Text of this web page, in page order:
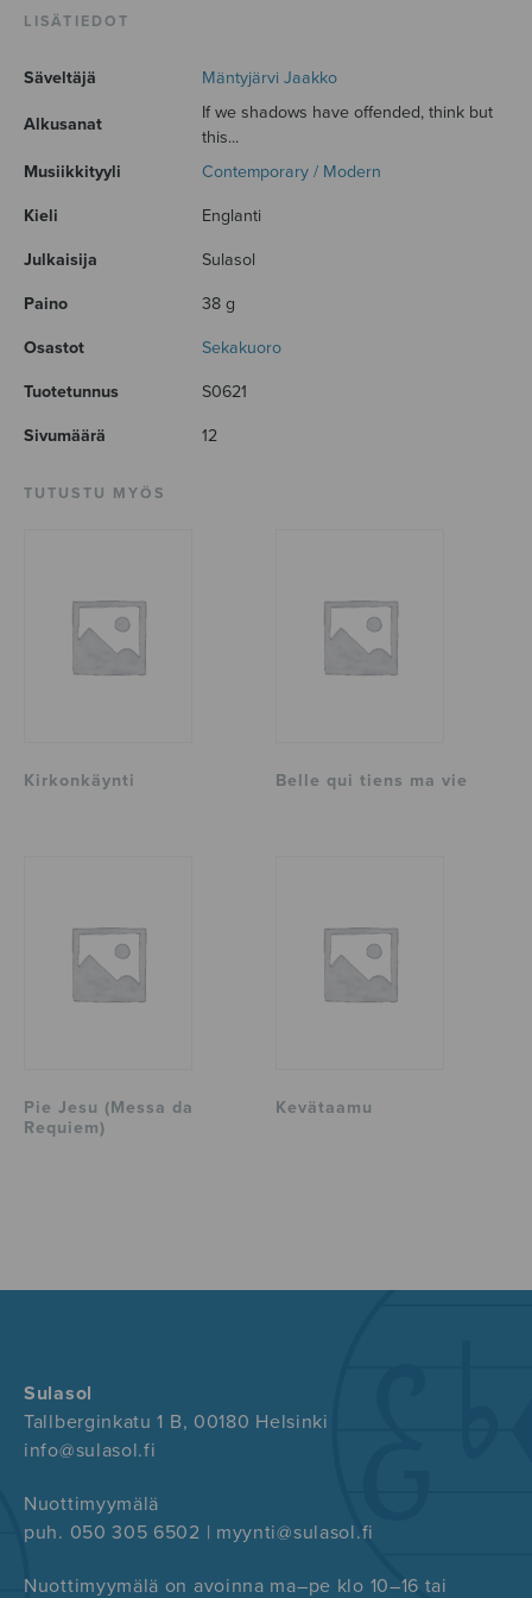
LISÄTIEDOT
Säveltäjä Mäntyjärvi Jaakko
Alkusanat
If we shadows have offended, think but
this...
Musiikkityyli
Contemporary / Modern
Kieli Englanti
Julkaisija Sulasol
Paino 38 g
Osastot Sekakuoro
Tuotetunnus S0621
Sivumäärä 12
TUTUSTU MYÖS
Kirkonkäynti Belle qui tiens ma vie
Pie Jesu (Messa da
Requiem)
Kevätaamu
Sulasol
Tallberginkatu 1 B, 00180 Helsinki
info@sulasol.fi
Nuottimyymälä
puh. 050 305 6502 | myynti@sulasol.fi
Nuottimyymälä on avoinna ma–pe klo 10–16 tai